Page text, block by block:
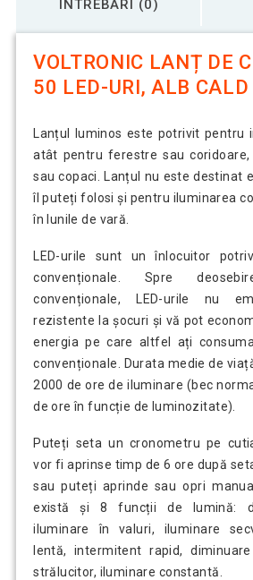
ÎNTREBĂRI (0)
VOLTRONIC LANȚ DE
50 LED-URI, ALB CALD
Lanțul luminos este potrivit pentru
atât pentru ferestre sau
sau copaci. Lanțul nu este destinat
îl puteți folosi și pentru iluminarea
în lunile de vară.
LED-urile sunt un înlocuitor
convenționale. Spre
convenționale, LED-urile nu
rezistente la șocuri și vă pot
energia pe care altfel ați
convenționale. Durata medie de
2000 de ore de iluminare (bec
de ore în funcție de luminozitate).
Puteți seta un cronometru pe
vor fi aprinse timp de 6 ore după
sau puteți aprinde sau opri
există și 8 funcții de lumină:
iluminare în valuri, iluminare
lentă, intermitent rapid,
strălucitor, iluminare constantă.